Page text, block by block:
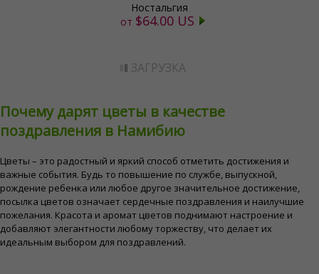
Ностальгия
от $64.00 US
ЗАГРУЗКА
Почему дарят цветы в качестве
поздравления в Намибию
Цветы – это радостный и яркий способ отметить достижения и
важные события. Будь то повышение по службе, выпускной,
рождение ребенка или любое другое значительное достижение,
посылка цветов означает сердечные поздравления и наилучшие
пожелания. Красота и аромат цветов поднимают настроение и
добавляют элегантности любому торжеству, что делает их
идеальным выбором для поздравлений.